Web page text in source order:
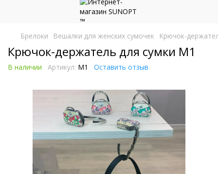
Брелоки Вешалки для женских сумочек Крючок-
Крючок-держатель для сумки M1
В наличии Артикул: M1 Оставить отзыв